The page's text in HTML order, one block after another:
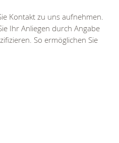
Kontakt zu uns aufnehmen.
Ihr Anliegen durch Angabe
So ermöglichen Sie